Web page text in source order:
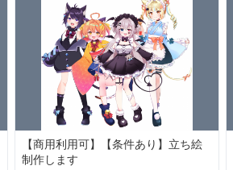
【商用利用可】【条件あり】立ち絵
制作します